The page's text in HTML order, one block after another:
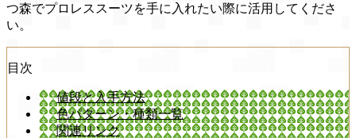
つ森でプロレススーツを手に入れたい際に活用してくださ
い。
目次
値段と入手方法
色パターン・種類一覧
関連リンク